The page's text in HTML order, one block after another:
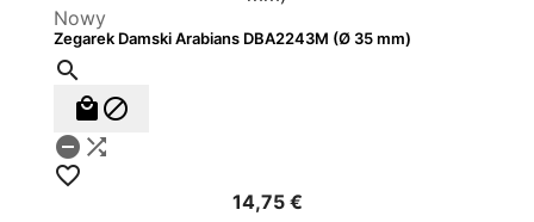
Nowy
Zegarek Damski Arabians DBA2243M (Ø 35 mm)

 
 

14,75 €